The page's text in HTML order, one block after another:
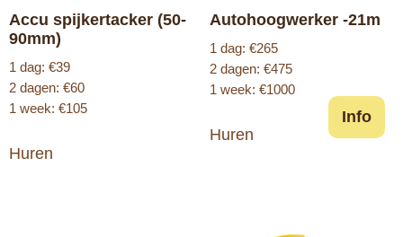
Accu spijkertacker (50-
90mm)
1 dag: €39
2 dagen: €60
1 week: €105
Huren
Autohoogwerker -21m
1 dag: €265
2 dagen: €475
1 week: €1000
Huren
Info